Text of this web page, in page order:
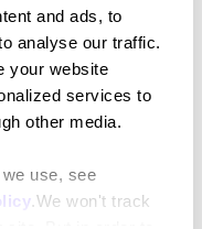
and ads, to
analyse our traffic.
your website
services to
other media.
use, see
.We won't track
y das
nuestra empresa.